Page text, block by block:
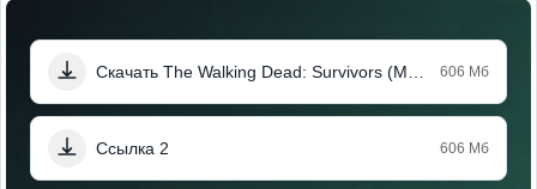
606 Мб
Ссылка 2 606 Мб